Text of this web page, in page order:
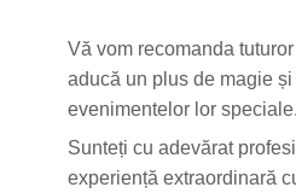
Vă vom recomanda
aducă un plus de magie
evenimentelor lor speciale.
Sunteți cu adevărat
experiență extraordinară